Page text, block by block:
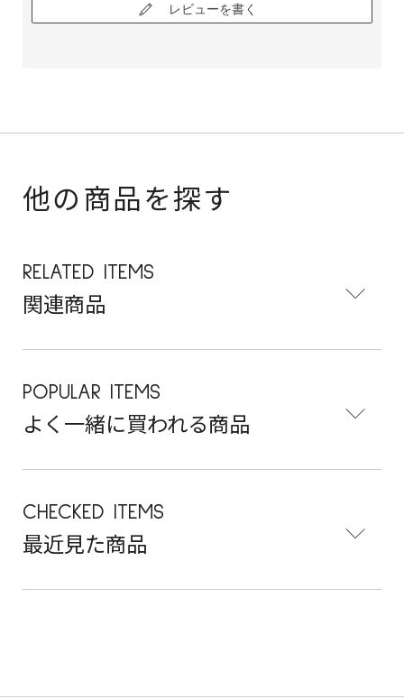
レビューを書く
他の商品を探す
RELATED ITEMS
関連商品
POPULAR ITEMS
よく一緒に買われる商品
CHECKED ITEMS
最近見た商品